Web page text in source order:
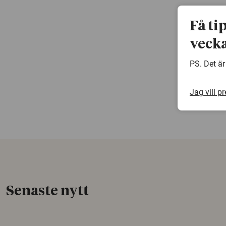
Senaste nytt
Få
PS. Det
Jag vill